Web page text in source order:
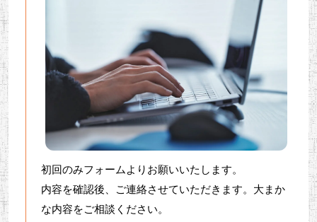
初回のみフォームよりお願いいたします。
内容を確認後、ご連絡させていただきます。大まか
な内容をご相談ください。